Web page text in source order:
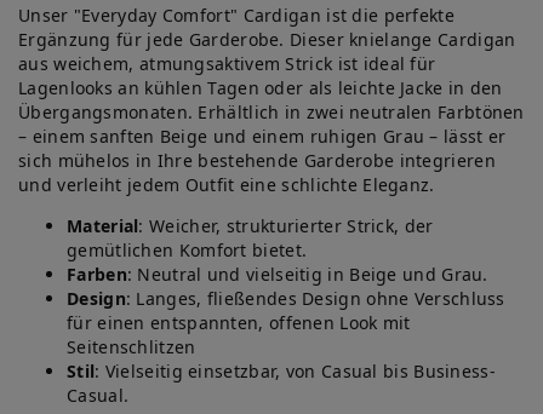
Unser "Everyday Comfort" Cardigan ist die perfekte
Ergänzung für jede Garderobe. Dieser knielange Cardigan
aus weichem, atmungsaktivem Strick ist ideal für
Lagenlooks an kühlen Tagen oder als leichte Jacke in den
Übergangsmonaten. Erhältlich in zwei neutralen Farbtönen
– einem sanften Beige und einem ruhigen Grau – lässt er
sich mühelos in Ihre bestehende Garderobe integrieren
und verleiht jedem Outfit eine schlichte Eleganz.
Material: Weicher, strukturierter Strick, der
gemütlichen Komfort bietet.
Farben: Neutral und vielseitig in Beige und Grau.
Design: Langes, fließendes Design ohne Verschluss
für einen entspannten, offenen Look mit
Seitenschlitzen
Stil: Vielseitig einsetzbar, von Casual bis Business-
Casual.